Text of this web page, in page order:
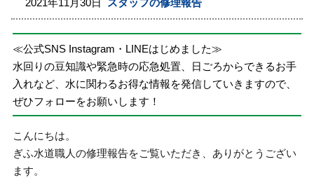
2021年11月30日 スタッフの修理報告
≪公式SNS Instagram・LINEはじめました≫
水回りの豆知識や緊急時の応急処置、日ごろからできるお手
入れなど、水に関わるお得な情報を発信していきますので、
ぜひフォローをお願いします！
こんにちは。
ぎふ水道職人の修理報告をご覧いただき、ありがとうござい
ます。